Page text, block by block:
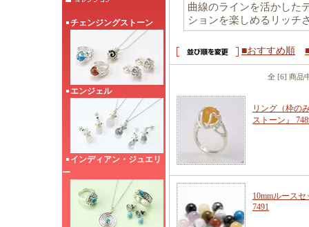
チェンジングストーン
エンジェル
インディアン・ジュエリ
ー
曲線のラインを活かした
ションを楽しめるリッチ
■おすすめ順
全 [6] 商品
リング（枠の
ストーン』
10mmルース
7491